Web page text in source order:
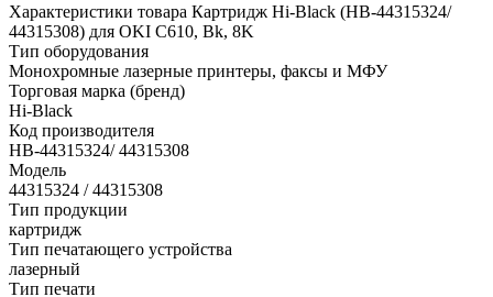
Характеристики товара Картридж Hi-Black (HB-44315324/
44315308) для OKI C610, Bk, 8K
Тип оборудования
Монохромные лазерные принтеры, факсы и МФУ
Торговая марка (бренд)
Hi-Black
Код производителя
HB-44315324/ 44315308
Модель
44315324 / 44315308
Тип продукции
картридж
Тип печатающего устройства
лазерный
Тип печати